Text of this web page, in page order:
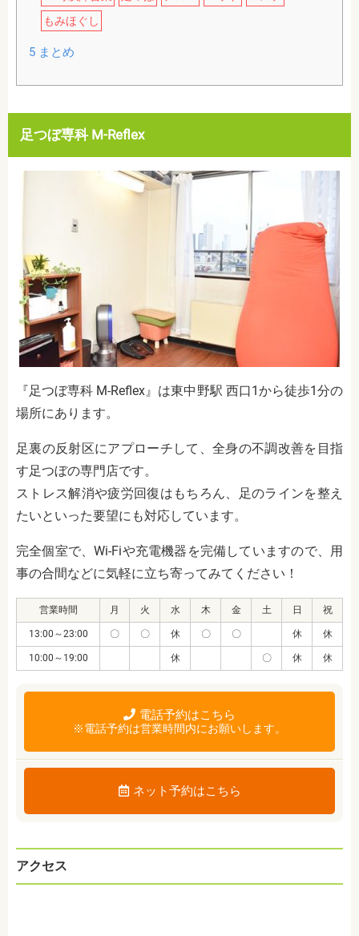
もみほぐし
5まとめ
足つぼ専科 M-Reflex
『足つぼ専科 M-Reflex』は東中野駅 西口1から徒歩1分の
場所にあります。
足裏の反射区にアプローチして、全身の不調改善を目指
す足つぼの専門店です。
ストレス解消や疲労回復はもちろん、足のラインを整え
たいといった要望にも対応しています。
完全個室で、Wi-Fiや充電機器を完備していますので、用
事の合間などに気軽に立ち寄ってみてください！
営業時間 月 火 水 木 金 土 日 祝
13:00～23:00 〇 〇 休 〇 〇 休 休
10:00～19:00 休 〇 休 休
電話予約はこちら
※電話予約は営業時間内にお願いします。
ネット予約はこちら
アクセス